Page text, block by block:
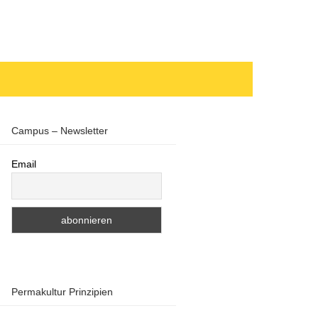
Campus – Newsletter
Email
Permakultur Prinzipien